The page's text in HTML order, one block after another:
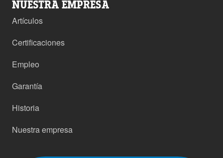
NUESTRA EMPRESA
Artículos
Certificaciones
Empleo
Garantía
Historia
Nuestra empresa